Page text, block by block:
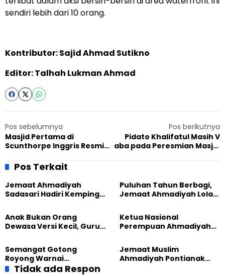
sendiri lebih dari 10 orang.
Kontributor: Sajid Ahmad Sutikno
Editor: Talhah Lukman Ahmad
Pos sebelumnya
Masjid Pertama di
Scunthorpe Inggris Resmi
Muslim Ahmadiyah (aba)
Pos berikutnya
Pidato Khalifatul Masih V
aba pada Peresmian Masjid
Perdamaian Kunci Ajaran
Pos Terkait
Jemaat Ahmadiyah
Sadasari Hadiri Kemping
Majalengka
Puluhan Tahun Berbagi,
Jemaat Ahmadiyah Lolak
Sembako kepada Warga
Anak Bukan Orang
Dewasa Versi Kecil, Guru
Pendidikan BERLIAN
Ketua Nasional
Perempuan Ahmadiyah
Besar Universitas
Terbuka
Semangat Gotong
Royong Warnai
Pembangunan Kembali
Jemaat Muslim
Ahmadiyah Pontianak
Tidak ada Respon